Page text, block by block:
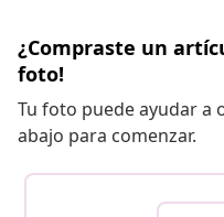
¿Compraste un
foto!
Tu foto puede ayudar a
abajo para comenzar.